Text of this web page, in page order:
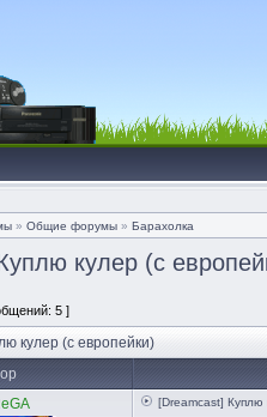
» Общие форумы » Барахолка
кулер (с
5 ]
кулер (с европейки)
[Dreamcast] Куплю